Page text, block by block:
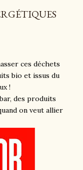
ces déchets
bio et issus du
!
des produits
on veut allier